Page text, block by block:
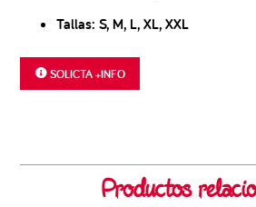
Tallas: S, M, L, XL, XXL
SOLICTA +INFO
Productos